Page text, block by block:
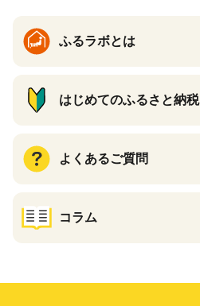
ふるラボとは
はじめてのふるさと納税
よくあるご質問
コラム